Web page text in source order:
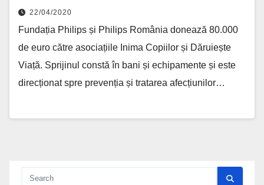
22/04/2020
Fundația Philips și Philips România donează 80.000
de euro către asociațiile Inima Copiilor și Dăruiește
Viață. Sprijinul constă în bani și echipamente și este
direcționat spre prevenția și tratarea afecțiunilor…